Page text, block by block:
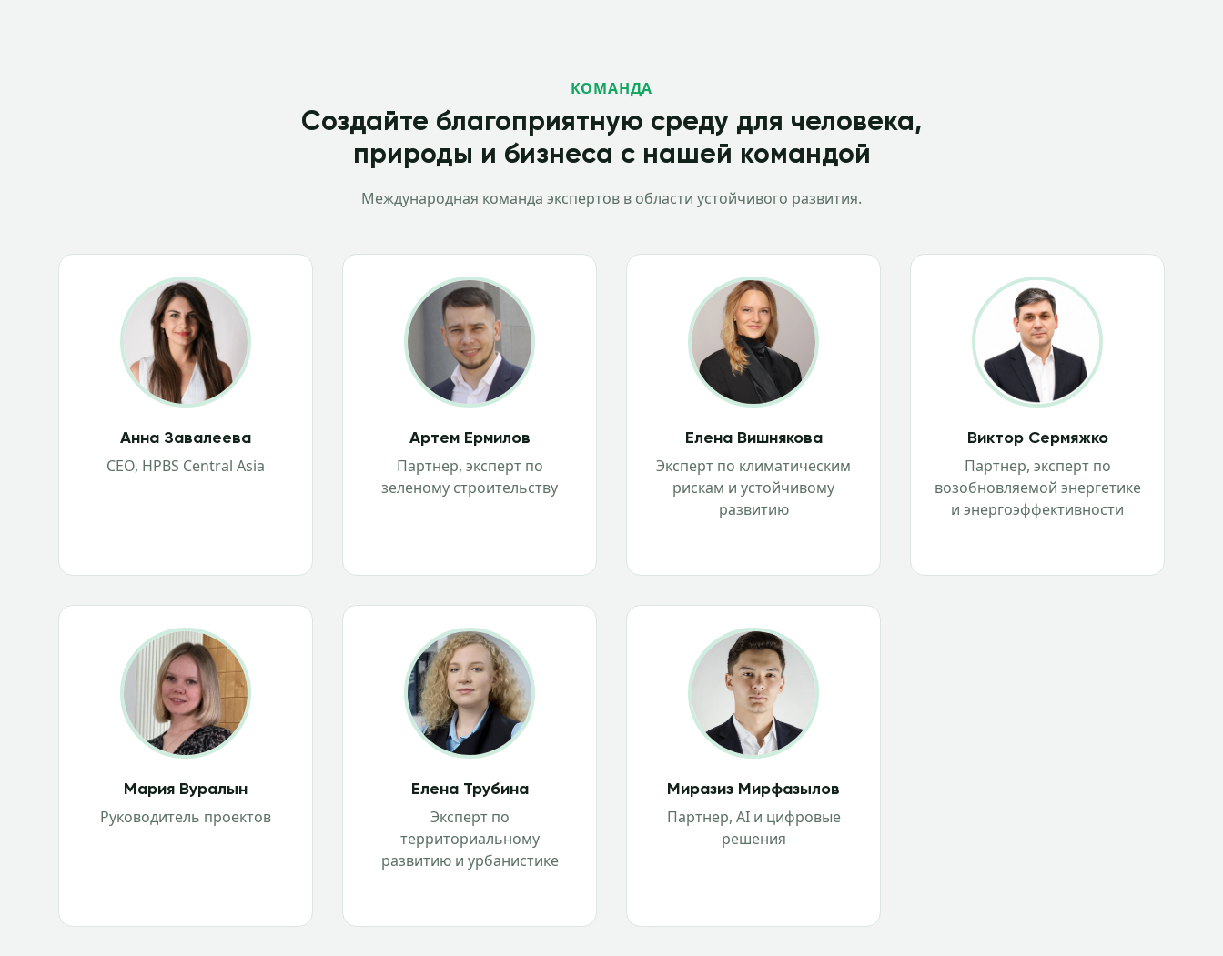
КОМАНДА
Создайте благоприятную среду для человека,
природы и бизнеса с нашей командой
Международная команда экспертов в области устойчивого развития.
Анна Завалеева
CEO, HPBS Central Asia
Артем Ермилов
Партнер, эксперт по
зеленому строительству
Елена Вишнякова
Эксперт по климатическим
рискам и устойчивому
развитию
Виктор Сермяжко
Партнер, эксперт по
возобновляемой энергетике
и энергоэффективности
Мария Вуралын
Руководитель проектов
Елена Трубина
Эксперт по
территориальному
развитию и урбанистике
Миразиз Мирфазылов
Партнер, AI и цифровые
решения